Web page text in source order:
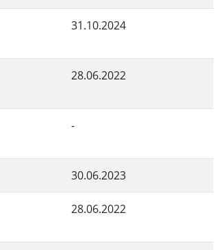
31.10.2024
28.06.2022
-
30.06.2023
28.06.2022